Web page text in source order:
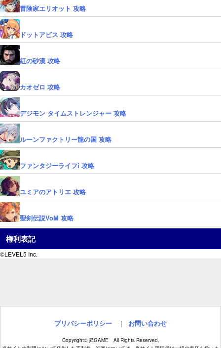
冒険家エリオット 攻略
ドットアビス 攻略
紅の砂漠 攻略
カオゼロ 攻略
デジモン タイムストレンジャー 攻略
ルーンファクトリー龍の国 攻略
ファンタジーライフi 攻略
ユミアのアトリエ 攻略
聖剣伝説VoM 攻略
権利表記
©LEVEL5 Inc.
プリバシーポリシー | お問い合わせ
Copyright© 昇GAME All Rights Reserved.